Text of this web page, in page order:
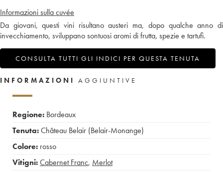
Informazioni sulla cuvée
Da giovani, questi vini risultano austeri ma, dopo qualche anno di
invecchiamento, sviluppano sontuosi aromi di frutta, spezie e tartufi.
CONSULTA TUTTI GLI INDICI PER QUESTA TENUTA
INFORMAZIONI AGGIUNTIVE
Regione: Bordeaux
Tenuta:Château Belair (Belair-Monange)
Colore: rosso
Vitigni:Cabernet Franc, Merlot